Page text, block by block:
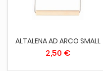
ALTALENA AD ARCO SMALL
2,50 €